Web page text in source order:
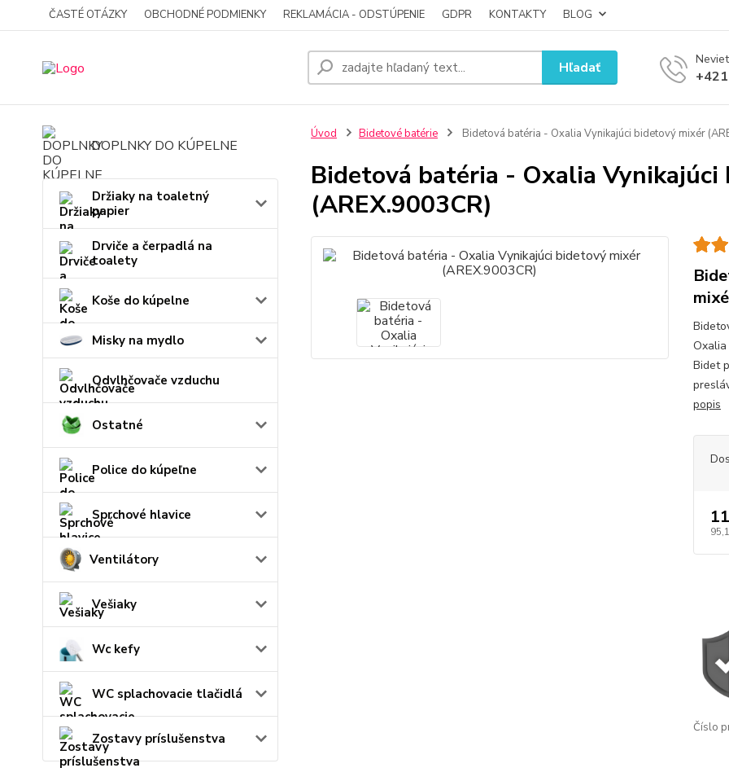
ČASTÉ OTÁZKY OBCHODNÉ PODMIENKY REKLAMÁCIA - ODSTÚPENIE GDPR KONTAKTY BLOG
Hľadať
DOPLNKY DO KÚPELNE
Držiaky na toaletný
papier
Drviče a čerpadlá na
toalety
Koše do kúpelne
Misky na mydlo
Odvlhčovače vzduchu
Ostatné
Police do kúpeľne
Sprchové hlavice
Ventilátory
Vešiaky
Wc kefy
WC splachovacie tlačidlá
Zostavy príslušenstva
Úvod Bidetové batérie Bidetová batéria - Oxalia Vynikajúci bidetový mixér
Bidetová batéria - Oxalia
(AREX.9003CR)
Oxalia
Bidet
popis
Číslo